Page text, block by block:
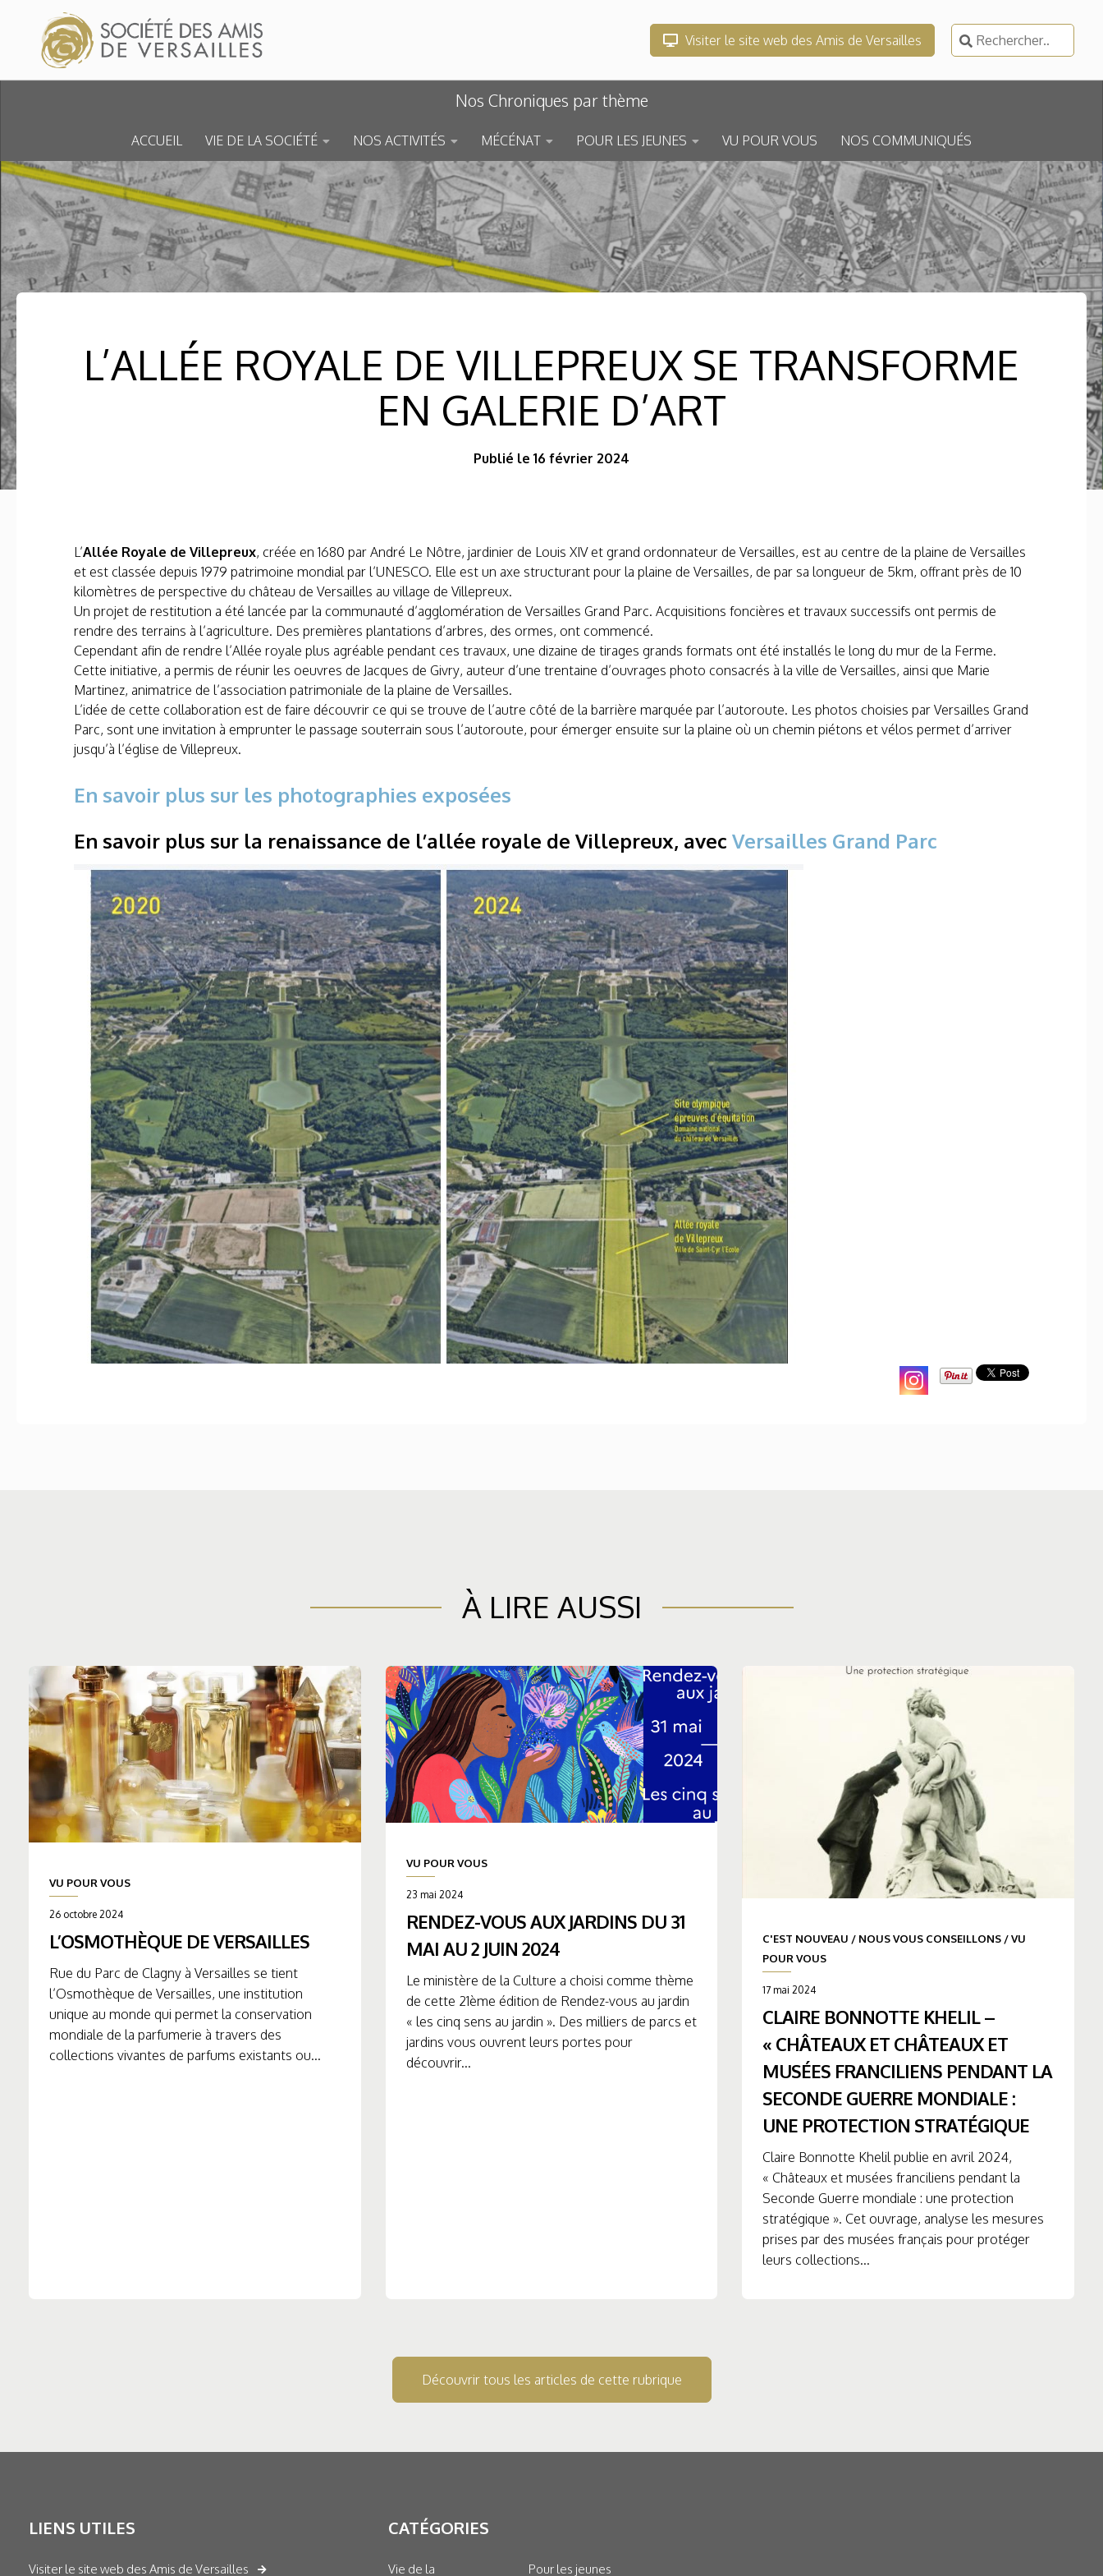
Skip to content
Visiter le site web des Amis de Versailles
Rechercher :
Nos Chroniques par thème
ACCUEIL VIE DE LA SOCIÉTÉ NOS ACTIVITÉS MÉCÉNAT POUR LES JEUNES VU POUR VOUS NOS COMMUNIQUÉS
L’ALLÉE ROYALE DE VILLEPREUX SE TRANSFORME
EN GALERIE D’ART
Publié le 16 février 2024
L’Allée Royale de Villepreux, créée en 1680 par André Le Nôtre, jardinier de Louis XIV et grand ordonnateur de Versailles, est au centre de la plaine de Versailles
et est classée depuis 1979 patrimoine mondial par l’UNESCO. Elle est un axe structurant pour la plaine de Versailles, de par sa longueur de 5km, offrant près de 10
kilomètres de perspective du château de Versailles au village de Villepreux.
Un projet de restitution a été lancée par la communauté d’agglomération de Versailles Grand Parc. Acquisitions foncières et travaux successifs ont permis de
rendre des terrains à l’agriculture. Des premières plantations d’arbres, des ormes, ont commencé.
Cependant afin de rendre l’Allée royale plus agréable pendant ces travaux, une dizaine de tirages grands formats ont été installés le long du mur de la Ferme.
Cette initiative, a permis de réunir les oeuvres de Jacques de Givry, auteur d’une trentaine d’ouvrages photo consacrés à la ville de Versailles, ainsi que Marie
Martinez, animatrice de l’association patrimoniale de la plaine de Versailles.
L’idée de cette collaboration est de faire découvrir ce qui se trouve de l’autre côté de la barrière marquée par l’autoroute. Les photos choisies par Versailles Grand
Parc, sont une invitation à emprunter le passage souterrain sous l’autoroute, pour émerger ensuite sur la plaine où un chemin piétons et vélos permet d’arriver
jusqu’à l’église de Villepreux.
En savoir plus sur les photographies exposées
En savoir plus sur la renaissance de l’allée royale de Villepreux, avec Versailles Grand Parc
À LIRE AUSSI
VU POUR VOUS
26 octobre 2024
L’OSMOTHÈQUE DE VERSAILLES
Rue du Parc de Clagny à Versailles se tient
l’Osmothèque de Versailles, une institution
unique au monde qui permet la conservation
mondiale de la parfumerie à travers des
collections vivantes de parfums existants ou...
VU POUR VOUS
23 mai 2024
RENDEZ-VOUS AUX JARDINS DU 31
MAI AU 2 JUIN 2024
Le ministère de la Culture a choisi comme thème
de cette 21ème édition de Rendez-vous au jardin
« les cinq sens au jardin ». Des milliers de parcs et
jardins vous ouvrent leurs portes pour
découvrir...
C'EST NOUVEAU / NOUS VOUS CONSEILLONS /VU
POUR VOUS
17 mai 2024
CLAIRE BONNOTTE KHELIL –
« CHÂTEAUX ET CHÂTEAUX ET
MUSÉES FRANCILIENS PENDANT LA
SECONDE GUERRE MONDIALE :
UNE PROTECTION STRATÉGIQUE
Claire Bonnotte Khelil publie en avril 2024,
« Châteaux et musées franciliens pendant la
Seconde Guerre mondiale : une protection
stratégique ». Cet ouvrage, analyse les mesures
prises par des musées français pour protéger
leurs collections...
Découvrir tous les articles de cette rubrique
LIENS UTILES
Visiter le site web des Amis de Versailles
CATÉGORIES
Vie de la Pour les jeunes